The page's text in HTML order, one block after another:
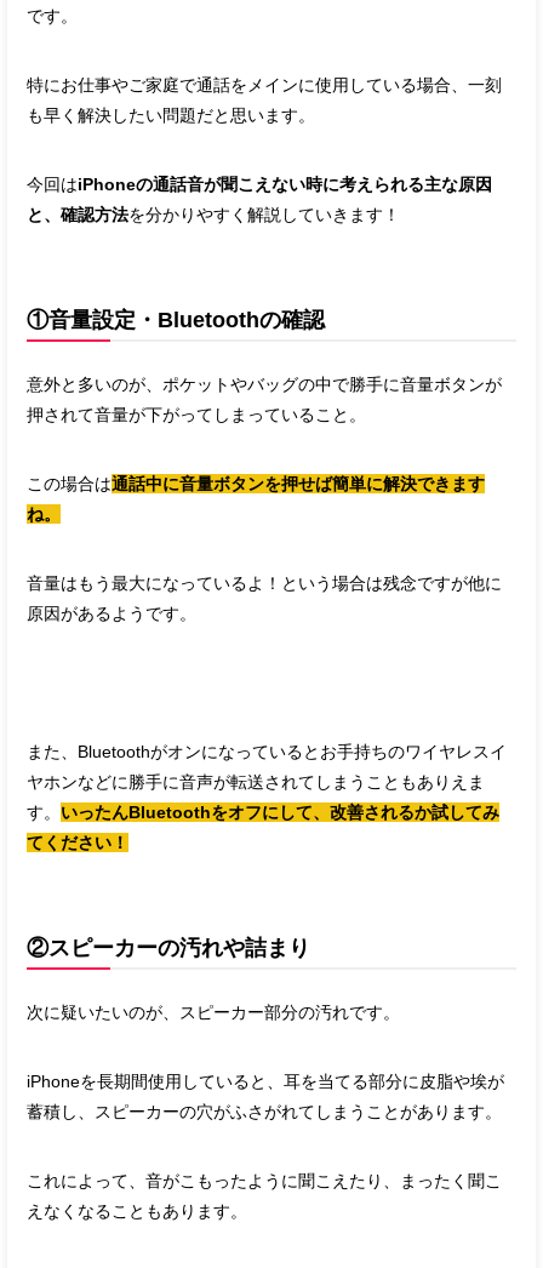
です。
特にお仕事やご家庭で通話をメインに使用している場合、一刻
も早く解決したい問題だと思います。
今回はiPhoneの通話音が聞こえない時に考えられる主な原因
と、確認方法を分かりやすく解説していきます！
①音量設定・Bluetoothの確認
意外と多いのが、ポケットやバッグの中で勝手に音量ボタンが
押されて音量が下がってしまっていること。
この場合は通話中に音量ボタンを押せば簡単に解決できます
ね。
音量はもう最大になっているよ！という場合は残念ですが他に
原因があるようです。
また、Bluetoothがオンになっているとお手持ちのワイヤレスイ
ヤホンなどに勝手に音声が転送されてしまうこともありえま
す。 いったんBluetoothをオフにして、改善されるか試してみ
てください！
②スピーカーの汚れや詰まり
次に疑いたいのが、スピーカー部分の汚れです。
iPhoneを長期間使用していると、耳を当てる部分に皮脂や埃が
蓄積し、スピーカーの穴がふさがれてしまうことがあります。
これによって、音がこもったように聞こえたり、まったく聞こ
えなくなることもあります。